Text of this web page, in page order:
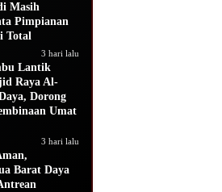
Masih
Pimpianan
Total
3 hari lalu
Lantik
Raya Al-
Dorong
Umat
3 hari lalu
Barat Daya